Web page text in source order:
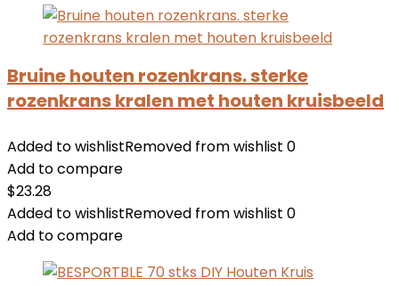
Bruine houten rozenkrans. sterke
rozenkrans kralen met houten kruisbeeld
Added to wishlistRemoved from wishlist 0
Add to compare
$23.28
Added to wishlistRemoved from wishlist 0
Add to compare